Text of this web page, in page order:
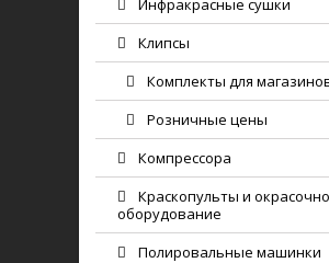
Инфракрасные сушки
Клипсы
Комплекты для
Розничные цены
Компрессора
Краскопульты и
оборудование
Полировальные машинки